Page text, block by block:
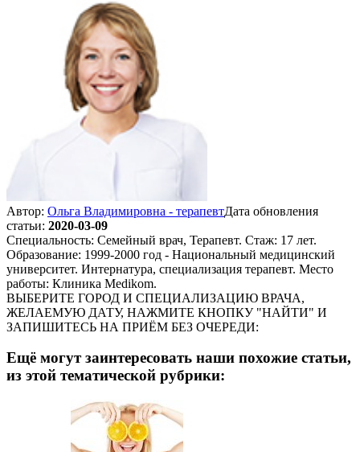
Автор: Ольга Владимировна - терапевтДата обновления
статьи: 2020-03-09
Специальность: Семейный врач, Терапевт. Стаж: 17 лет.
Образование: 1999-2000 год - Национальный медицинский
университет. Интернатура, специализация терапевт. Место
работы: Клиника Medikom.
ВЫБЕРИТЕ ГОРОД И СПЕЦИАЛИЗАЦИЮ ВРАЧА,
ЖЕЛАЕМУЮ ДАТУ, НАЖМИТЕ КНОПКУ "НАЙТИ" И
ЗАПИШИТЕСЬ НА ПРИЁМ БЕЗ ОЧЕРЕДИ:
Ещё могут заинтересовать наши похожие статьи,
из этой тематической рубрики: